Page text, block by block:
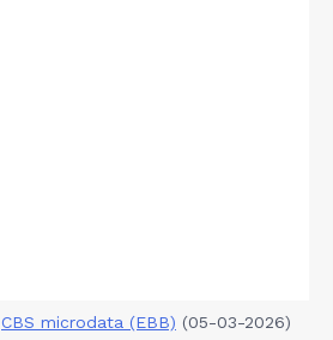
CBS microdata (EBB) (05-03-2026)